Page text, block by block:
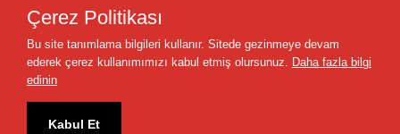
trtavaz.com.tr
trtmuzik.net.tr
trtcocuk.net.tr
Çerez Politikası
Bu site tanımlama bilgileri kullanır. Sitede gezinmeye devam
ederek çerez kullanımımızı kabul etmiş olursunuz. Daha fazla bilgi
edinin
Kabul Et